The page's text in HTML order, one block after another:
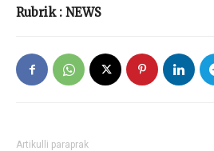
Rubrik : NEWS
Artikulli paraprak